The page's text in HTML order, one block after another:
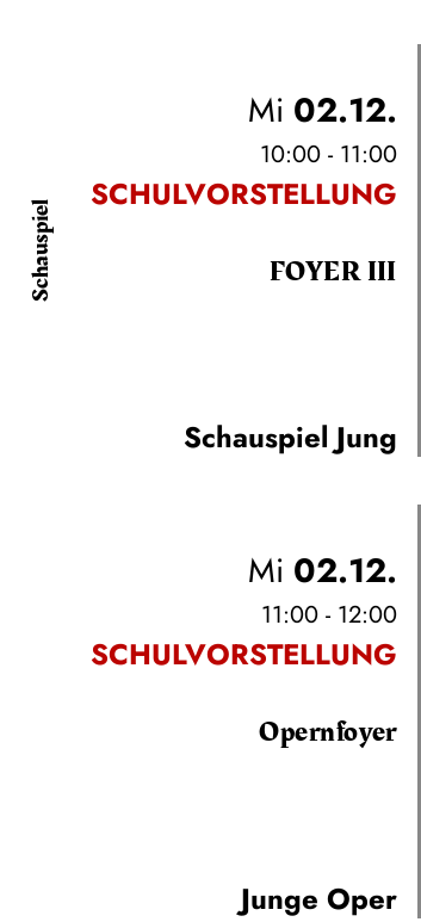
Schauspiel
Mi 02.12.
10:00 - 11:00
SCHULVORSTELLUNG
FOYER III
Schauspiel Jung
Mi 02.12.
11:00 - 12:00
SCHULVORSTELLUNG
Opernfoyer
Junge Oper